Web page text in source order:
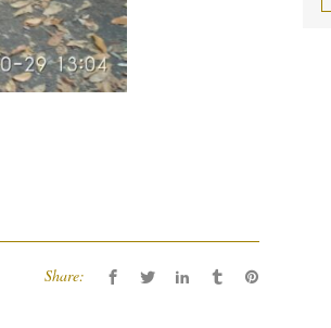
Share: